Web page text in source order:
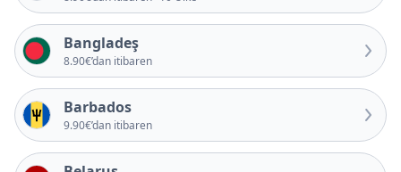
Bangladeş
8.90€’dan itibaren
Barbados
9.90€’dan itibaren